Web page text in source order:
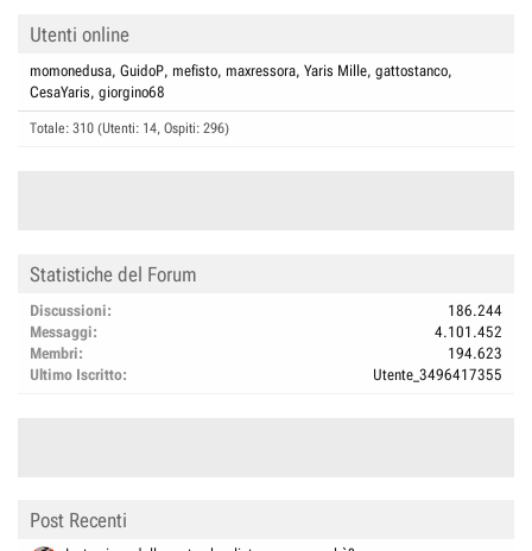
Utenti online
momonedusa GuidoP mefisto maxressora Yaris Mille gattostanco
CesaYaris giorgino68
Totale: 310 (Utenti: 14, Ospiti: 296)
Statistiche del Forum
Discussioni
186.244
Messaggi
4.101.452
Membri
194.623
Ultimo Iscritto
Utente_3496417355
Post Recenti